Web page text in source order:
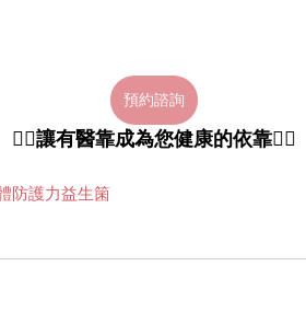
預約諮詢
👩‍⚕️讓有醫靠成為您健康的依靠👨‍⚕️
防護力益生箘